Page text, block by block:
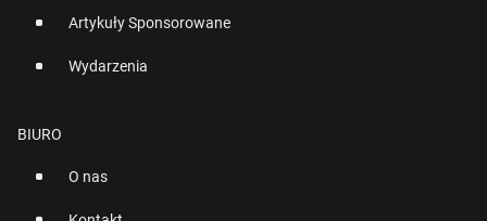
Artykuły Sponsorowane
Wydarzenia
BIURO
O nas